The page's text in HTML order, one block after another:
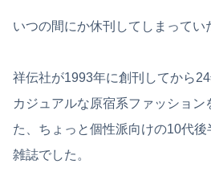
いつの間にか休刊してしまってい
祥伝社が1993年に創刊してから
カジュアルな原宿系ファッション
た、ちょっと個性派向けの10代
雑誌でした。